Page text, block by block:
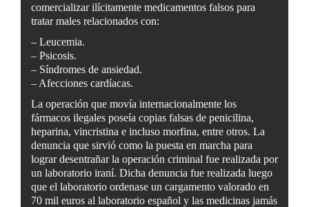
comercializar ilícitamente medicamentos falsos para
tratar males relacionados con:
– Leucemia.
– Psicosis.
– Síndromes de ansiedad.
– Afecciones cardíacas.
La operación que movía internacionalmente los
fármacos ilegales poseía copias falsas de penicilina,
heparina, vincristina e incluso morfina, entre otros. La
denuncia que sirvió como la puesta en marcha para
lograr desentrañar la operación criminal fue realizada por
un laboratorio iraní. Dicha denuncia fue realizada luego
que el laboratorio ordenase un cargamento valorado en
70 mil euros al laboratorio español y las medicinas jamás